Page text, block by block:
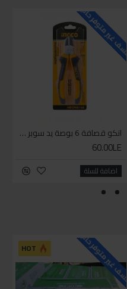
للاسف غير متوفر حاليا
انكو قصافة 6 بوصة يد سوبر وان
60.00LE
اضافة للسلة
HOT للاسف غير متوفر حاليا